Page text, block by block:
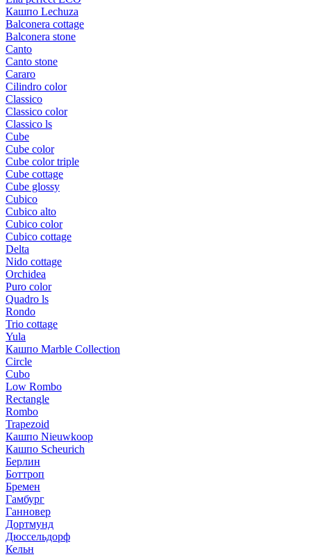
Кашпо Lechuza
Balconera cottage
Balconera stone
Canto
Canto stone
Cararo
Cilindro color
Classico
Classico color
Classico ls
Cube
Cube color
Cube color triple
Cube cottage
Cube glossy
Cubico
Cubico alto
Cubico color
Cubico cottage
Delta
Nido cottage
Orchidea
Puro color
Quadro ls
Rondo
Trio cottage
Yula
Кашпо Marble Collection
Circle
Cubo
Low Rombo
Rectangle
Rombo
Trapezoid
Кашпо Nieuwkoop
Кашпо Scheurich
Берлин
Боттроп
Бремен
Гамбург
Ганновер
Дортмунд
Дюссельдорф
Кельн